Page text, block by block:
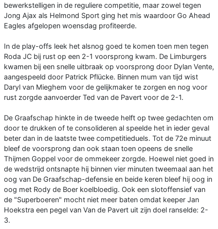
bewerkstelligen in de reguliere competitie, maar zowel tegen
Jong Ajax als Helmond Sport ging het mis waardoor Go Ahead
Eagles afgelopen woensdag profiteerde.
In de play-offs leek het alsnog goed te komen toen men tegen
Roda JC bij rust op een 2-1 voorsprong kwam. De Limburgers
kwamen bij een snelle uitbraak op voorsprong door Dylan Vente,
aangespeeld door Patrick Pflücke. Binnen mum van tijd wist
Daryl van Mieghem voor de gelijkmaker te zorgen en nog voor
rust zorgde aanvoerder Ted van de Pavert voor de 2-1.
De Graafschap hinkte in de tweede helft op twee gedachten om
door te drukken of te consolideren al speelde het in ieder geval
beter dan in de laatste twee competitieduels. Tot de 72e minuut
bleef de voorsprong dan ook staan toen opeens de snelle
Thijmen Goppel voor de ommekeer zorgde. Hoewel niet goed in
de wedstrijd ontsnapte hij binnen vier minuten tweemaal aan het
oog van De Graafschap-defensie en beide keren bleef hij oog in
oog met Rody de Boer koelbloedig. Ook een slotoffensief van
de "Superboeren" mocht niet meer baten omdat keeper Jan
Hoekstra een pegel van Van de Pavert uit zijn doel ranselde: 2-
3.